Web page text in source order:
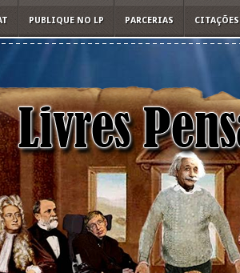
PUBLIQUE NO LP PARCERIAS CITAÇÕES